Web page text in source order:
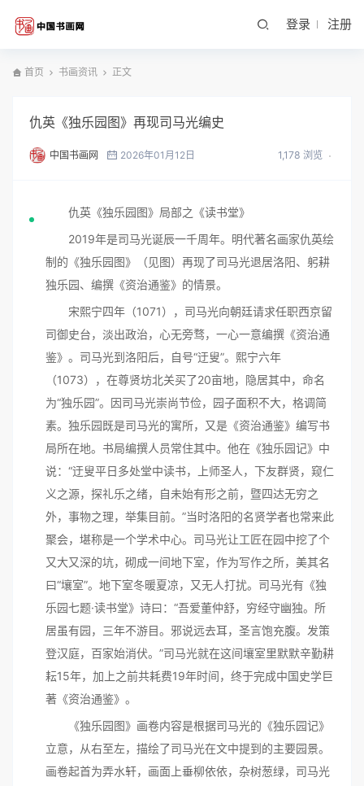
登录 注册
首页 书画资讯 正文
仇英《独乐园图》再现司马光编史
中国书画网 2026年01月12日 1,178 浏览
仇英《独乐园图》局部之《读书堂》
2019年是司马光诞辰一千周年。明代著名画家仇英绘
制的《独乐园图》（见图）再现了司马光退居洛阳、躬耕
独乐园、编撰《资治通鉴》的情景。
宋熙宁四年（1071），司马光向朝廷请求任职西京留
司御史台，淡出政治，心无旁骛，一心一意编撰《资治通
鉴》。司马光到洛阳后，自号“迂叟”。熙宁六年
（1073），在尊贤坊北关买了20亩地，隐居其中，命名
为“独乐园”。因司马光崇尚节俭，园子面积不大，格调简
素。独乐园既是司马光的寓所，又是《资治通鉴》编写书
局所在地。书局编撰人员常住其中。他在《独乐园记》中
说：“迂叟平日多处堂中读书，上师圣人，下友群贤，窥仁
义之源，探礼乐之绪，自未始有形之前，暨四达无穷之
外，事物之理，举集目前。”当时洛阳的名贤学者也常来此
聚会，堪称是一个学术中心。司马光让工匠在园中挖了个
又大又深的坑，砌成一间地下室，作为写作之所，美其名
曰“壤室”。地下室冬暖夏凉，又无人打扰。司马光有《独
乐园七题·读书堂》诗曰：“吾爱董仲舒，穷经守幽独。所
居虽有园，三年不游目。邪说远去耳，圣言饱充腹。发策
登汉庭，百家始消伏。”司马光就在这间壤室里默默辛勤耕
耘15年，加上之前共耗费19年时间，终于完成中国史学巨
著《资治通鉴》。
《独乐园图》画卷内容是根据司马光的《独乐园记》
立意，从右至左，描绘了司马光在文中提到的主要园景。
画卷起首为弄水轩，画面上垂柳依依，杂树葱绿，司马光